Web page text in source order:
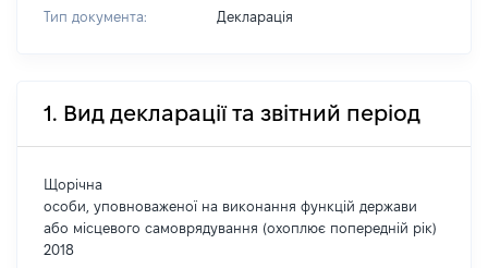
Тип документа: Декларація
1. Вид декларації та звітний період
Щорічна
особи, уповноваженої на виконання функцій держави
або місцевого самоврядування (охоплює попередній рік)
2018